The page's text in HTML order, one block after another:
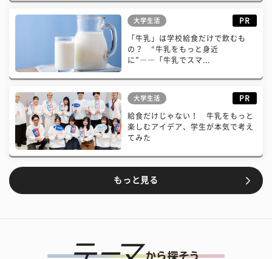
大学生活 PR
「牛乳」は学校給食だけで飲むも
の？ “牛乳をもっと身近
に”――「牛乳でスマ...
大学生活 PR
給食だけじゃない！ 牛乳をもっと
楽しむアイデア、学生が本気で考え
てみた
もっと見る